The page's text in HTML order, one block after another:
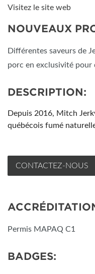
Visitez le site web
NOUVEAUX
Différentes saveurs de
porc en exclusivité pour
DESCRIPTION:
Depuis 2016, Mitch
québécois fumé
CONTACTEZ-NOUS
Permis MAPAQ C1
BADGES: